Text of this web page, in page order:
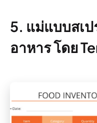
5. แม่แบบสเ
อาหาร โดย